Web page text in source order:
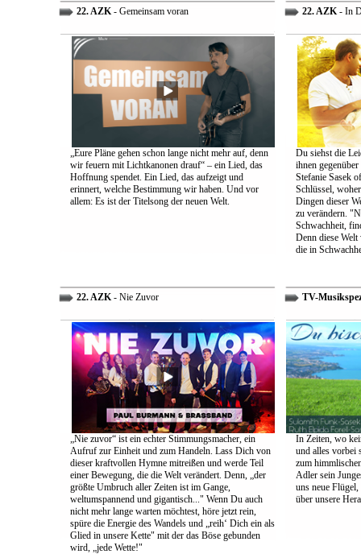
22. AZK- Gemeinsam voran
„Eure Pläne gehen schon lange nicht mehr auf, denn
wir feuern mit Lichtkanonen drauf“ – ein Lied, das
Hoffnung spendet. Ein Lied, das aufzeigt und
erinnert, welche Bestimmung wir haben. Und vor
allem: Es ist der Titelsong der neuen Welt.
22. AZK- In
Du siehst die
ihnen
Stefanie Sasek
Schlüssel,
Dingen dieser
zu verändern.
Schwachheit,
Denn diese Welt
die in
22. AZK- Nie Zuvor
„Nie zuvor“ ist ein echter Stimmungsmacher, ein
Aufruf zur Einheit und zum Handeln. Lass Dich von
dieser kraftvollen Hymne mitreißen und werde Teil
einer Bewegung, die die Welt verändert. Denn, „der
größte Umbruch aller Zeiten ist im Gange,
weltumspannend und gigantisch..." Wenn Du auch
nicht mehr lange warten möchtest, höre jetzt rein,
spüre die Energie des Wandels und „reih‘ Dich ein als
Glied in unsere Kette" mit der das Böse gebunden
wird, „jede Wette!"
TV-
In Zeiten, wo
und alles vorbei
zum
Adler sein
uns neue
über unsere